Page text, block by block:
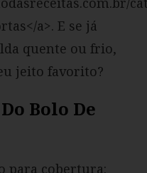
a>. E se já
quente ou frio,
jeito favorito?
Bolo De
para cobertura: